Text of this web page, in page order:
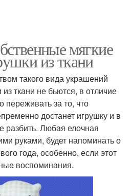
мягкие
из ткани
такого вида украшений
ткани не бьются, в отличие
переживать за то, что
достанет игрушку и в
разбить. Любая елочная
руками, будет напоминать о
года, особенно, если этот
воспоминания.